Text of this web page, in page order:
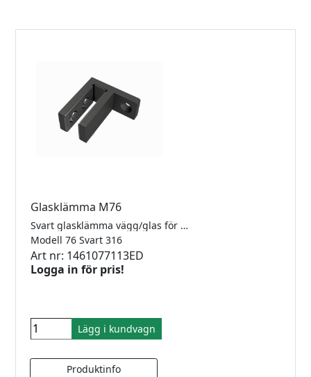
Glasklämma M76
Svart glasklämma vägg/glas för 8-12.76mm glas. Rostfritt 316.
Modell 76 Svart 316
Art nr: 1461077113ED
Logga in för pris!
Lägg i kundvagn